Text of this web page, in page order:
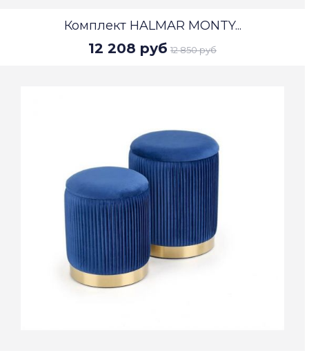
Комплект HALMAR MONTY...
12 208 руб 12 850 руб